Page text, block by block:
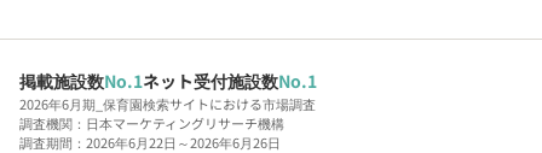
掲載施設数No.1ネット受付施設数No.1
2026年6月期_保育園検索サイトにおける市場調査
調査機関：日本マーケティングリサーチ機構
調査期間：2026年6月22日～2026年6月26日